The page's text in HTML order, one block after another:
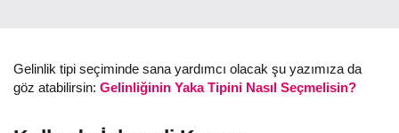
Gelinlik tipi seçiminde sana yardımcı olacak şu yazımıza da
göz atabilirsin: Gelinliğinin Yaka Tipini Nasıl Seçmelisin?